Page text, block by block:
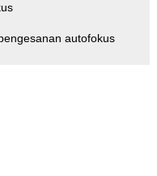
fasa-pengesanan autofokus